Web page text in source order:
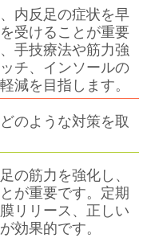
内反足の症状を早
受けることが重要
手技療法や筋力強
チ、インソールの
減を目指します。
のような対策を取
の筋力を強化し、
が重要です。定期
リリース、正しい
効果的です。